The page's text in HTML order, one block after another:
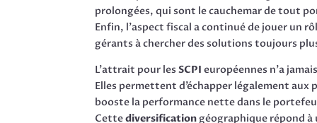
prolongées, qui sont le cauchemar de tout
Enfin, l’aspect fiscal a continué de jouer un
gérants à chercher des solutions toujours
L’attrait pour lesSCPI européennes n’a
Elles permettent d’échapper légalement aux
booste la performance nette dans le
Cettediversification géographique répond à